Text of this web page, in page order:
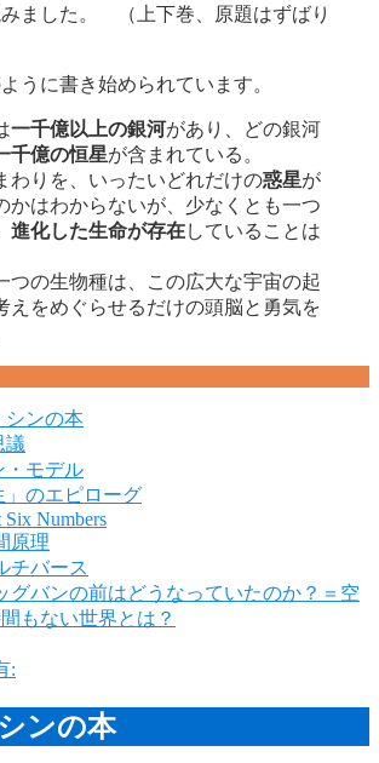
みました。 （上下巻、原題はずばり
うに書き始められています。
一千億以上の銀河があり、どの銀河
千億の恒星が含まれている。
わりを、いったいどれだけの惑星が
かはわからないが、少なくとも一つ
進化した生命が存在していることは
つの生物種は、この広大な宇宙の起
えをめぐらせるだけの頭脳と勇気を
シンの本
議
・モデル
」のエピローグ
Six Numbers
原理
チバース
グバンの前はどうなっていたのか？＝空
もない世界とは？
:
ンの本